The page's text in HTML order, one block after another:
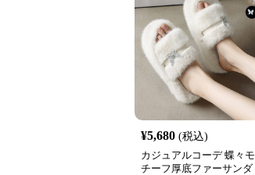
¥5,680 (税込)
カジュアルコーデ 蝶々モ
チーフ厚底ファーサンダ